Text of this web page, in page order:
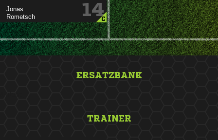


14
C
ERSATZBANK
TRAINER